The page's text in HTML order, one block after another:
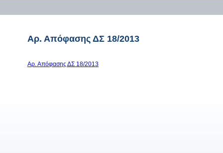
Αρ. Απόφασης ΔΣ 18/2013
Αρ. Απόφασης ΔΣ 18/2013